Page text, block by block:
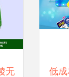
无 低